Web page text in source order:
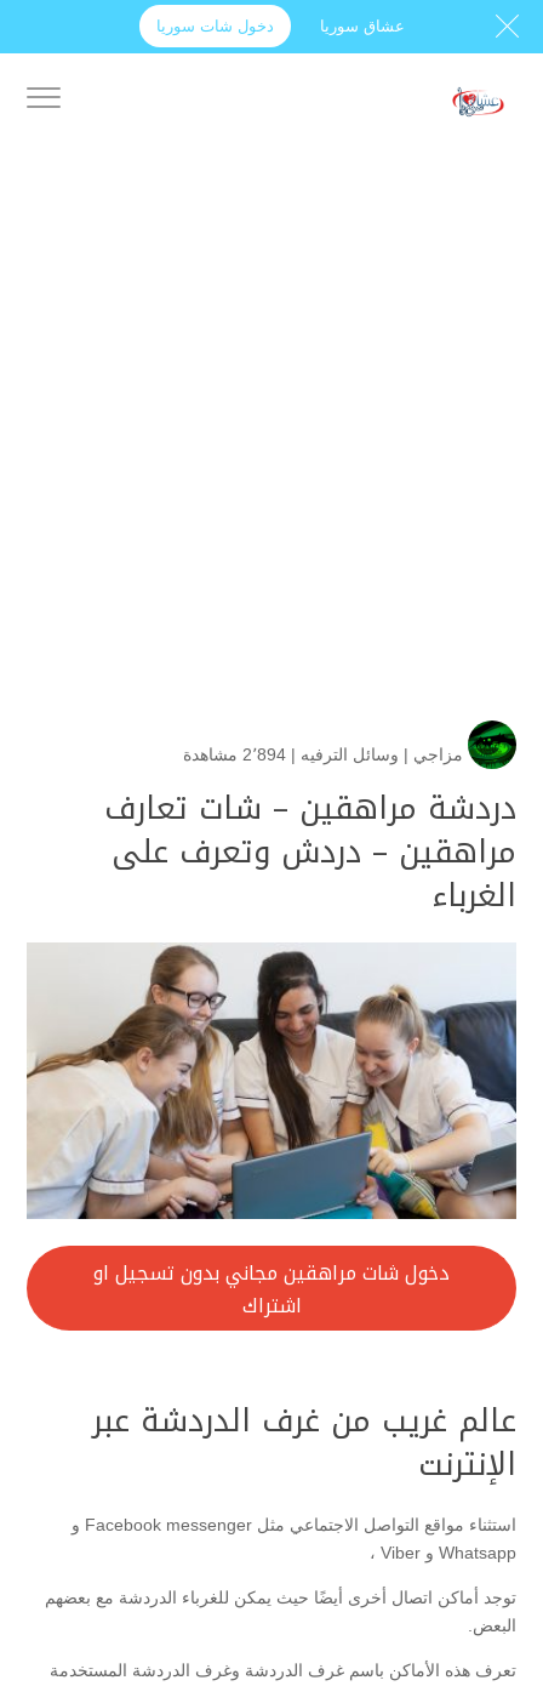
عشاق سوريا دخول شات سوريا
مزاجي | وسائل الترفيه | 2٬894 مشاهدة
دردشة مراهقين – شات تعارف
مراهقين – دردش وتعرف على
الغرباء
دخول شات مراهقين مجاني بدون تسجيل او
اشتراك
عالم غريب من غرف الدردشة عبر
الإنترنت
استثناء مواقع التواصل الاجتماعي مثل Facebook messenger و
Whatsapp و Viber ،
توجد أماكن اتصال أخرى أيضًا حيث يمكن للغرباء الدردشة مع بعضهم
البعض.
تعرف هذه الأماكن باسم غرف الدردشة وغرف الدردشة المستخدمة